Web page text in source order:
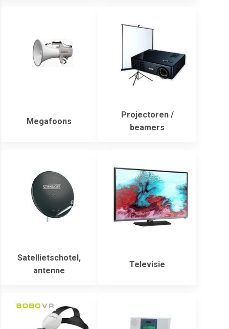
Megafoons
Projectoren /
beamers
Satellietschotel,
antenne
Televisie